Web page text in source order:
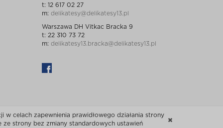
t: 12 617 02 27
m: delikatesy@delikatesy13.pl
Warszawa DH Vitkac Bracka 9
t: 22 310 73 72
m: delikatesy13.bracka@delikatesy13.pl
celach zapewnienia prawidłowego działania strony
strony bez zmiany standardowych ustawień